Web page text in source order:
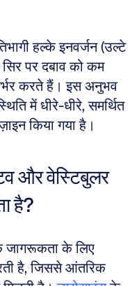
हल्के इनवर्जन (उल्टे
पर दबाव को कम
करते हैं। इस अनुभव
में धीरे-धीरे, समर्थित
किया गया है।
और वेस्टिबुलर
है?
जागरूकता के लिए
है, जिससे आंतरिक